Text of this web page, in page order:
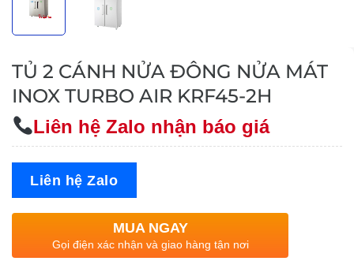
TỦ 2 CÁNH NỬA ĐÔNG NỬA MÁT
INOX TURBO AIR KRF45-2H
Liên hệ Zalo nhận báo giá
Liên hệ Zalo
MUA NGAY
Gọi điện xác nhận và giao hàng tận nơi